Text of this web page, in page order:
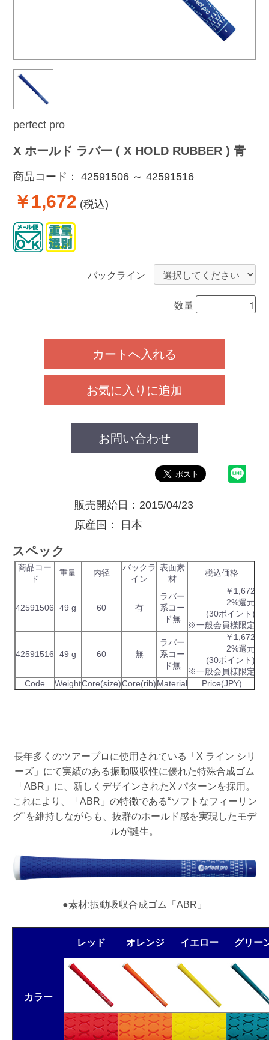
perfect pro
X ホールド ラバー ( X HOLD RUBBER ) 青
商品コード：42591506 ～ 42591516
￥1,672 (税込)
バックライン
数量
カートへ入れる
お気に入りに追加
お問い合わせ
販売開始日：2015/04/23
原産国：
日本
スペック
商品コー
ド
重量 内径
バックラ
イン
表面素
材
税込価格
42591506 49 g 60 有
ラバー
系コー
ド無
￥1,672
2%還元
(30ポイント)
※一般会員様限定
42591516 49 g 60 無
ラバー
系コー
ド無
￥1,672
2%還元
(30ポイント)
※一般会員様限定
Code
WeightCore(size)Core(rib)Material Price(JPY)
長年多くのツアープロに使用されている「X ライン シリ
ーズ」にて実績のある振動吸収性に優れた特殊合成ゴム
「ABR」に、新しくデザインされたX パターンを採用。
これにより、「ABR」の特徴である“ソフトなフィーリン
グ"を維持しながらも、抜群のホールド感を実現したモデ
ルが誕生。
●素材:振動吸収合成ゴム「ABR」
カラー
レッド オレンジ イエロー グリー